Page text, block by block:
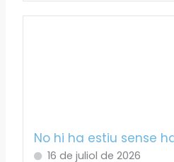
No hi ha estiu sense
16 de juliol de 2026